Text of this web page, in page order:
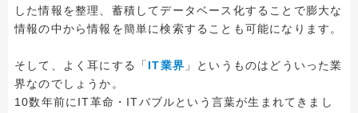
した情報を整理、蓄積してデータベース化することで膨大な
情報の中から情報を簡単に検索することも可能になります。
そして、よく耳にする「 IT業界 」というものはどういった業
界なのでしょうか。
10数年前にIT革命・ITバブルという言葉が生まれてきまし